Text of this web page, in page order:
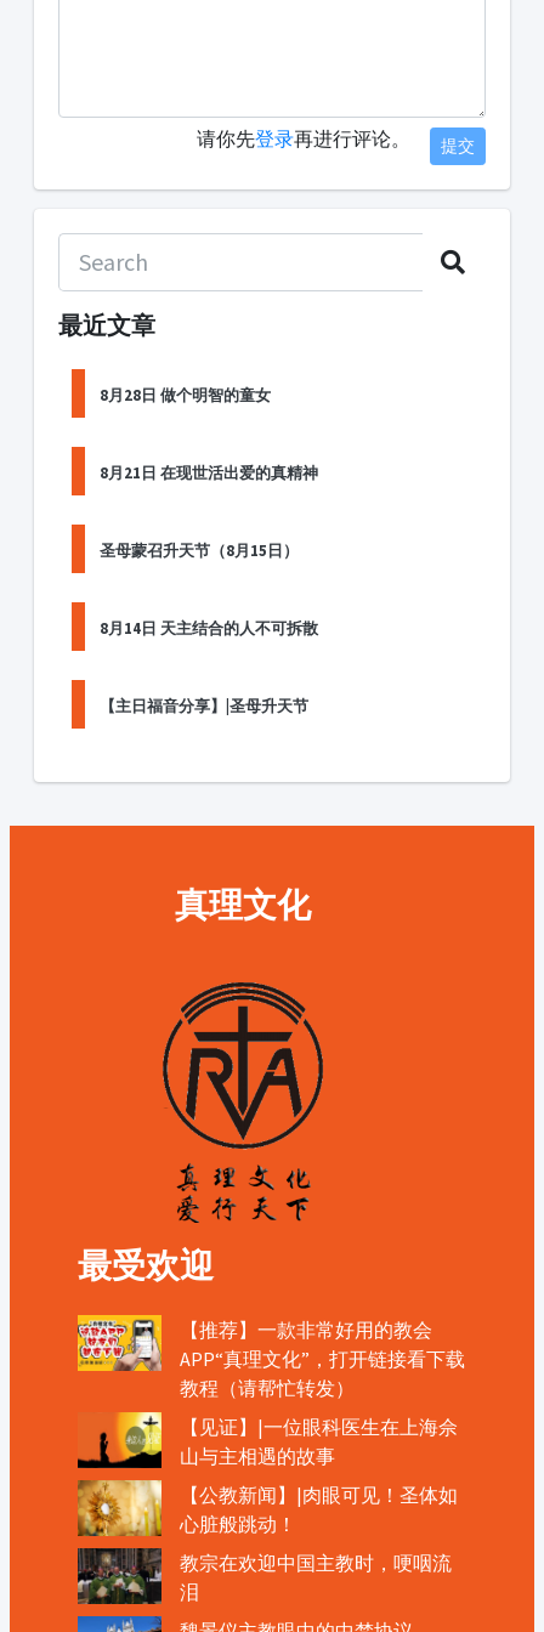
请你先登录再进行评论。 提交
最近文章
8月28日 做个明智的童女
8月21日 在现世活出爱的真精神
圣母蒙召升天节（8月15日）
8月14日 天主结合的人不可拆散
【主日福音分享】|圣母升天节
真理文化
最受欢迎
【推荐】一款非常好用的教会
APP“真理文化”，打开链接看下载
教程（请帮忙转发）
【见证】|一位眼科医生在上海佘
山与主相遇的故事
【公教新闻】|肉眼可见！圣体如
心脏般跳动！
教宗在欢迎中国主教时，哽咽流
泪